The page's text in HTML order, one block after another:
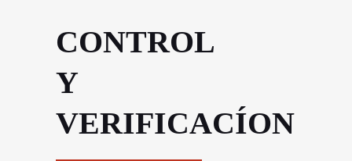
CONTROL
Y
VERIFICACÍON